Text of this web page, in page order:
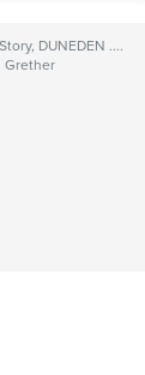
DUNEDEN ....
Grether